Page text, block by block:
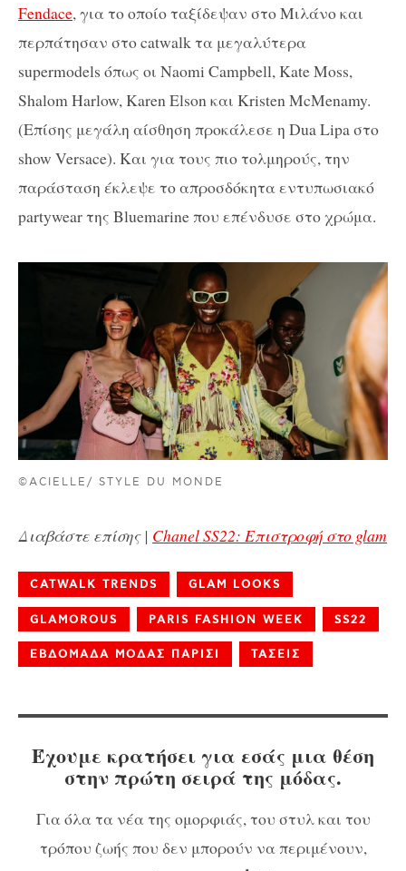
Fendace, για το οποίοταξίδεψαν στοΜιλάνοκαι
περπάτησαν στοcatwalk τα μεγαλύτερα
supermodels όπως οι Naomi Campbell, Kate Moss,
Shalom Harlow, Karen Elsonκαι Kristen McMenamy.
(Επίσης μεγάλη αίσθηση προκάλεσε η DuaLipaστο
show Versace). Και για τους πιο τολμηρούς, την
παράσταση έκλεψε το απροσδόκητα εντυπωσιακό
partywear της Bluemarine που επένδυσε στο χρώμα.
©ACIELLE/ STYLE DU MONDE
Διαβάστε επίσης | Chanel SS22: Επιστροφή στο glam
CATWALK TRENDS GLAM LOOKS
GLAMOROUS PARIS FASHION WEEK SS22
ΕΒΔΟΜΑΔΑ ΜΟΔΑΣ ΠΑΡΙΣΙ ΤΑΣΕΙΣ
Έχουμε κρατήσει για εσάς μια θέση
στην πρώτη σειρά της μόδας.
Για όλα τα νέα της ομορφιάς, του στυλ και του
τρόπου ζωής που δεν μπορούν να περιμένουν,